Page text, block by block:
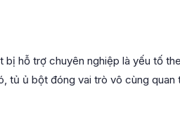
hỗ trợ chuyên nghiệp là yếu tố
tủ ủ bột đóng vai trò vô cùng quan